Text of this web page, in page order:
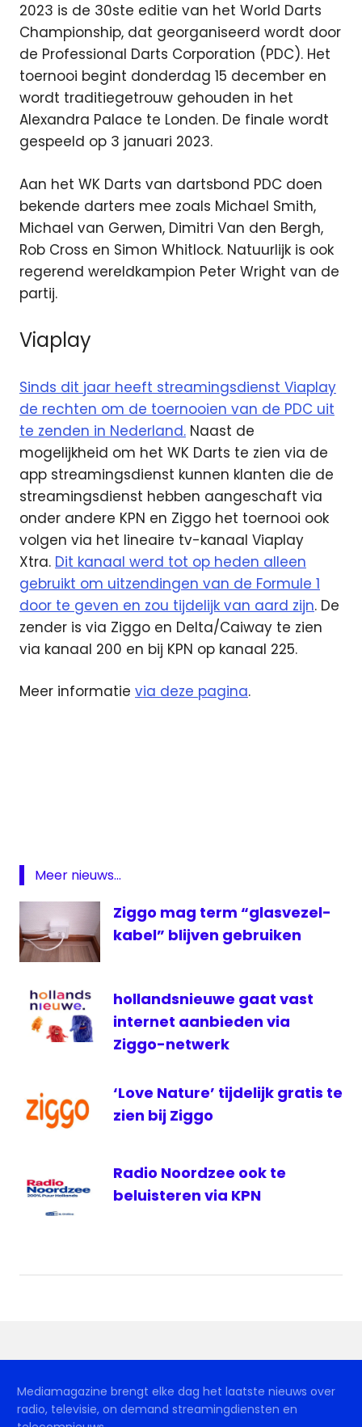
2023 is de 30ste editie van het World Darts
Championship, dat georganiseerd wordt door
de Professional Darts Corporation (PDC). Het
toernooi begint donderdag 15 december en
wordt traditiegetrouw gehouden in het
Alexandra Palace te Londen. De finale wordt
gespeeld op 3 januari 2023.
Aan het WK Darts van dartsbond PDC doen
bekende darters mee zoals Michael Smith,
Michael van Gerwen, Dimitri Van den Bergh,
Rob Cross en Simon Whitlock. Natuurlijk is ook
regerend wereldkampion Peter Wright van de
partij.
Viaplay
Sinds dit jaar heeft streamingsdienst Viaplay
de rechten om de toernooien van de PDC uit
te zenden in Nederland. Naast de
mogelijkheid om het WK Darts te zien via de
app streamingsdienst kunnen klanten die de
streamingsdienst hebben aangeschaft via
onder andere KPN en Ziggo het toernooi ook
volgen via het lineaire tv-kanaal Viaplay
Xtra. Dit kanaal werd tot op heden alleen
gebruikt om uitzendingen van de Formule 1
door te geven en zou tijdelijk van aard zijn. De
zender is via Ziggo en Delta/Caiway te zien
via kanaal 200 en bij KPN op kanaal 225.
Meer informatie via deze pagina.
WK
ziggo
Meer nieuws...
Ziggo mag term “glasvezel-
kabel” blijven gebruiken
hollandsnieuwe gaat vast
internet aanbieden via
Ziggo-netwerk
‘Love Nature’ tijdelijk gratis te
zien bij Ziggo
Radio Noordzee ook te
beluisteren via KPN
Mediamagazine brengt elke dag het laatste nieuws over
radio, televisie, on demand streamingdiensten en